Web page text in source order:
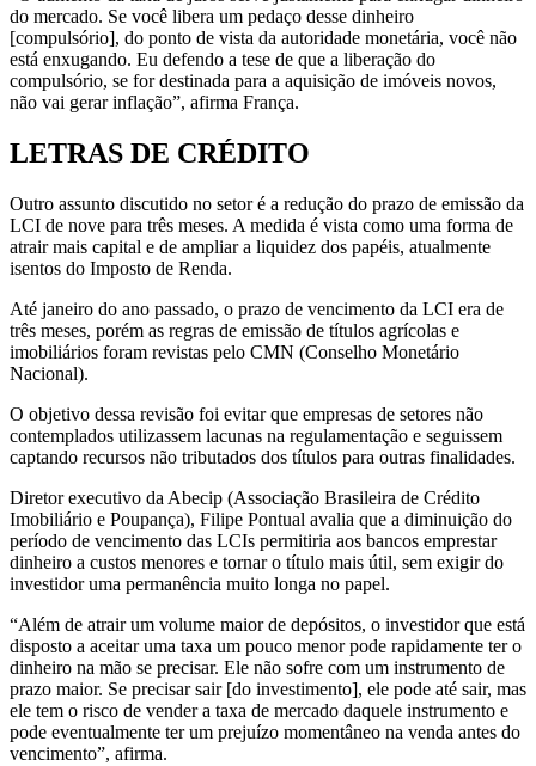
do mercado. Se você libera um pedaço desse dinheiro
[compulsório], do ponto de vista da autoridade monetária, você não
está enxugando. Eu defendo a tese de que a liberação do
compulsório, se for destinada para a aquisição de imóveis novos,
não vai gerar inflação”, afirma França.
LETRAS DE CRÉDITO
Outro assunto discutido no setor é a redução do prazo de emissão da
LCI de nove para três meses. A medida é vista como uma forma de
atrair mais capital e de ampliar a liquidez dos papéis, atualmente
isentos do Imposto de Renda.
Até janeiro do ano passado, o prazo de vencimento da LCI era de
três meses, porém as regras de emissão de títulos agrícolas e
imobiliários foram revistas pelo CMN (Conselho Monetário
Nacional).
O objetivo dessa revisão foi evitar que empresas de setores não
contemplados utilizassem lacunas na regulamentação e seguissem
captando recursos não tributados dos títulos para outras finalidades.
Diretor executivo da Abecip (Associação Brasileira de Crédito
Imobiliário e Poupança), Filipe Pontual avalia que a diminuição do
período de vencimento das LCIs permitiria aos bancos emprestar
dinheiro a custos menores e tornar o título mais útil, sem exigir do
investidor uma permanência muito longa no papel.
“Além de atrair um volume maior de depósitos, o investidor que está
disposto a aceitar uma taxa um pouco menor pode rapidamente ter o
dinheiro na mão se precisar. Ele não sofre com um instrumento de
prazo maior. Se precisar sair [do investimento], ele pode até sair, mas
ele tem o risco de vender a taxa de mercado daquele instrumento e
pode eventualmente ter um prejuízo momentâneo na venda antes do
vencimento”, afirma.